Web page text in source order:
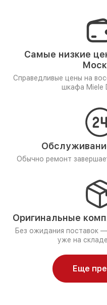
Самые низкие
Справедливые цены на
шкафа Miele
Обычно ремонт
Оригинальные
Без ожидания поставок
уже на
Еще